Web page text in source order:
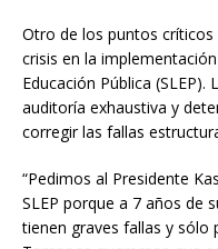
Otro de los puntos
crisis en la
Educación Pública
auditoría exhaustiva y
corregir las fallas
“Pedimos al Presidente
SLEP porque a 7 años de
tienen graves fallas y sólo